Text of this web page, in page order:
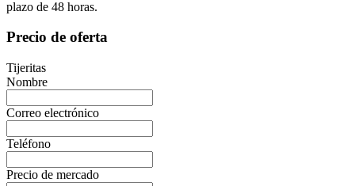
plazo de 48 horas.
Precio de oferta
Tijeritas
Nombre
Correo electrónico
Teléfono
Precio de mercado